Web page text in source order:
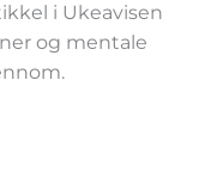
i Ukeavisen
og mentale